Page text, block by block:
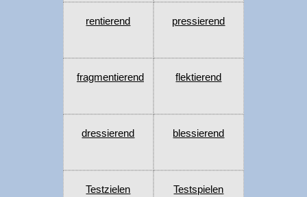
rentierend pressierend
fragmentierend flektierend
dressierend blessierend
Testzielen Testspielen